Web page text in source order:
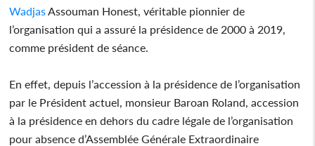
WadjasAssouman Honest, véritable pionnier de
l’organisation qui a assuré la présidence de 2000 à 2019,
comme président de séance.
En effet, depuis l’accession à la présidence de l’organisation
par le Président actuel, monsieur Baroan Roland, accession
à la présidence en dehors du cadre légale de l’organisation
pour absence d’Assemblée Générale Extraordinaire